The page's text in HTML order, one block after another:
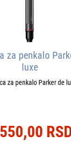
za penkalo
luxe
za penkalo Parker de